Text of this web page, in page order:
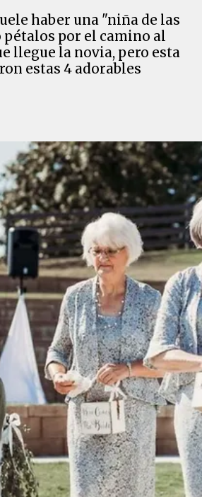
haber una "niña de las
por el camino al
llegue la novia, pero esta
estas 4 adorables